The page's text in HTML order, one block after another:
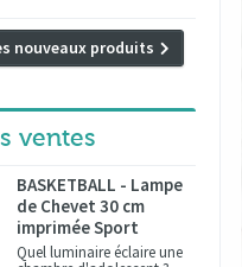
nouveaux produits
ventes
BASKETBALL - Lampe
de Chevet 30 cm
imprimée Sport
Quel luminaire éclaire une